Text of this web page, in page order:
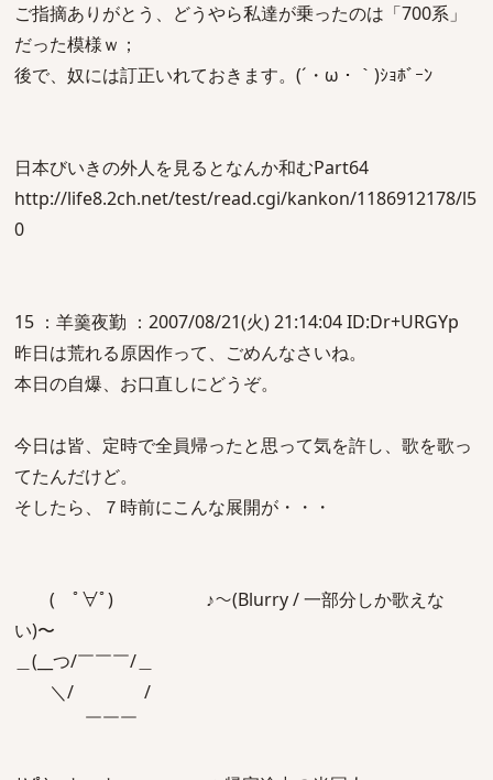
ご指摘ありがとう、どうやら私達が乗ったのは「700系」
だった模様ｗ；
後で、奴には訂正いれておきます。(´・ω・｀)ｼｮﾎﾞｰﾝ
日本びいきの外人を見るとなんか和むPart64
http://life8.2ch.net/test/read.cgi/kankon/1186912178/l5
0
15 ：羊羹夜勤 ：2007/08/21(火) 21:14:04 ID:Dr+URGYp
昨日は荒れる原因作って、ごめんなさいね。
本日の自爆、お口直しにどうぞ。
今日は皆、定時で全員帰ったと思って気を許し、歌を歌っ
てたんだけど。
そしたら、７時前にこんな展開が・・・
( ﾟ∀ﾟ) ♪〜(Blurry / 一部分しか歌えな
い)〜
＿(__つ/￣￣￣/＿
＼/ /
￣￣￣